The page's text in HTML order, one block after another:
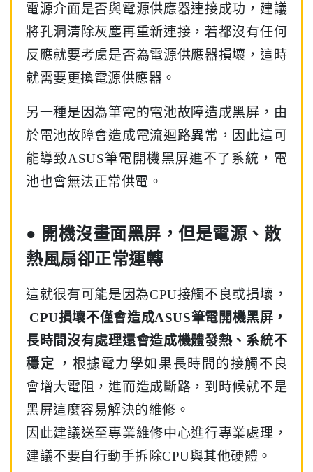
電源介面是否與電源供應器連接成功，建議
將孔洞清除灰塵再重新連接，若都沒有任何
反應就要考慮是否為電源供應器損壞，這時
就需要更換電源供應器。
另一種是因為筆電的電池故障造成黑屏，由
於電池故障會造成電流迴路異常，因此這可
能導致ASUS筆電開機黑屏進不了系統，電
池也會無法正常供電。
● 開機沒畫面黑屏，但是電源、散
熱風扇卻正常運轉
這就很有可能是因為CPU接觸不良或損壞，
CPU損壞不僅會造成ASUS筆電開機黑屏，
長時間沒有處理還會造成機體發熱、系統不
穩定
，根據電力學如果長時間的接觸不良
會增大電阻，進而造成斷路，到時候就不是
黑屏這麼容易解決的維修。
因此建議送至專業維修中心進行專業處理，
建議不要自行動手拆除CPU與其他硬體。